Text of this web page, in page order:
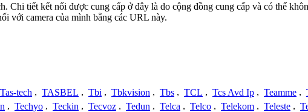
tiết kết nối được cung cấp ở đây là do cộng đồng cung cấp và có thể
với camera của mình bằng các URL này.
Tas-tech , TASBEL , Tbi , Tbkvision , Tbs , TCL , Tcs Avd Ip , Teamme ,
, Techyo , Teckin , Tecvoz , Tedun , Telca , Telco , Telekom , Teleste ,